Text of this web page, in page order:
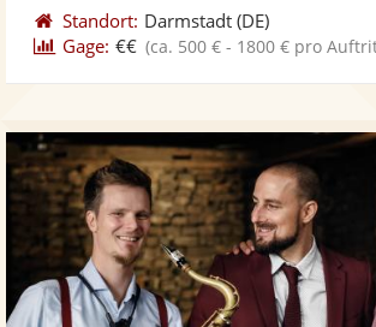
Standort: Darmstadt (DE)
Gage: €€ (ca. 500 € - 1800 € pro